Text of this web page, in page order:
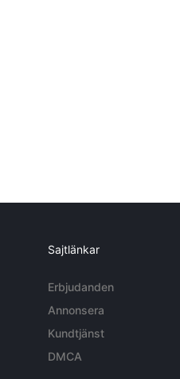
Sajtlänkar
Erbjudanden
Annonsera
Kundtjänst
DMCA